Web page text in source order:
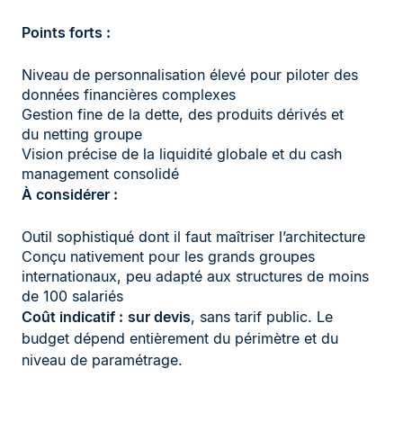
Points forts :
Niveau de personnalisation élevé pour piloter des
données financières complexes
Gestion fine de la dette, des produits dérivés et
du netting groupe
Vision précise de la liquidité globale et du cash
management consolidé
À considérer :
Outil sophistiqué dont il faut maîtriser l’architecture
Conçu nativement pour les grands groupes
internationaux, peu adapté aux structures de moins
de 100 salariés
Coût indicatif : sur devis, sans tarif public. Le
budget dépend entièrement du périmètre et du
niveau de paramétrage.